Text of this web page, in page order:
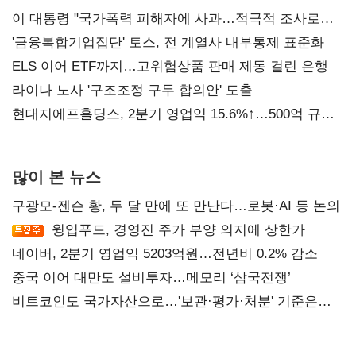
이 대통령 "국가폭력 피해자에 사과…적극적 조사로
진실 밝혀야"
'금융복합기업집단' 토스, 전 계열사 내부통제 표준화
ELS 이어 ETF까지…고위험상품 판매 제동 걸린 은행
라이나 노사 '구조조정 구두 합의안' 도출
현대지에프홀딩스, 2분기 영업익 15.6%↑…500억 규모
많이 본 뉴스
구광모-젠슨 황, 두 달 만에 또 만난다…로봇·AI 등 논의
윙입푸드, 경영진 주가 부양 의지에 상한가
네이버, 2분기 영업익 5203억원…전년비 0.2% 감소
중국 이어 대만도 설비투자…메모리 ‘삼국전쟁’
비트코인도 국가자산으로…'보관·평가·처분' 기준은